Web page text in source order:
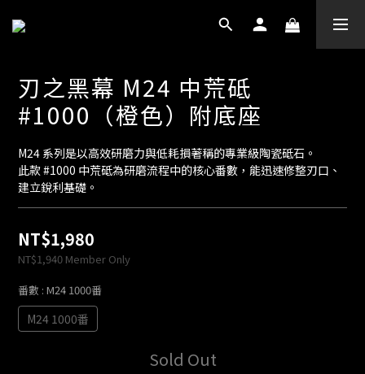
刃之黑幕 M24 中荒砥
#1000（橙色）附底座
M24 系列是以高效研磨力與低耗損著稱的專業級陶瓷砥石。
此款 #1000 中荒砥為研磨流程中的核心番數，能迅速修整刃口、
建立銳利基礎。
NT$1,980
NT$1,940 Member Only
番數 : M24 1000番
M24 1000番
Sold Out